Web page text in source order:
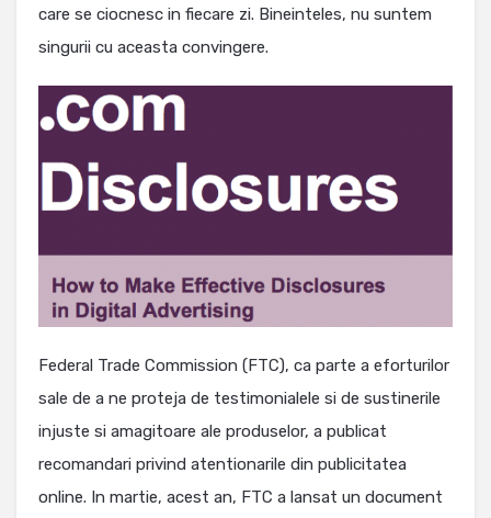
care se ciocnesc in fiecare zi. Bineinteles, nu suntem
singurii cu aceasta convingere.
Federal Trade Commission (FTC), ca parte a eforturilor
sale de a ne proteja de testimonialele si de sustinerile
injuste si amagitoare ale produselor, a publicat
recomandari privind atentionarile din publicitatea
online. In martie, acest an, FTC a lansat un document